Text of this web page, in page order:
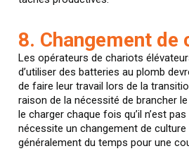
8. Changement de
Les opérateurs de chariots
d’utiliser des batteries au plomb
de faire leur travail lors de la
raison de la nécessité de brancher
le charger chaque fois qu’il n’est
nécessite un changement de
généralement du temps pour une